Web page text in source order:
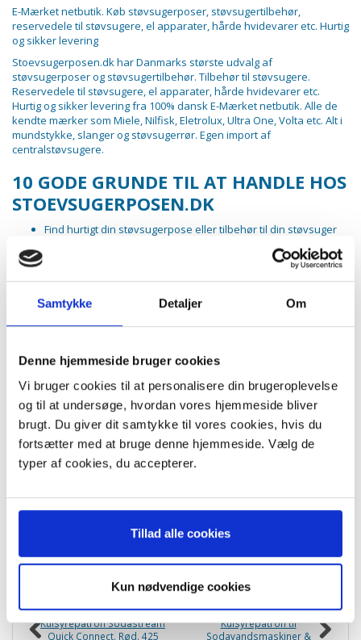
Samtykke Detaljer Om
Denne hjemmeside bruger cookies
Vi bruger cookies til at personalisere din brugeroplevelse
og til at undersøge, hvordan vores hjemmeside bliver
brugt. Du giver dit samtykke til vores cookies, hvis du
fortsætter med at bruge denne hjemmeside. Vælg de
typer af cookies, du accepterer.
Tillad alle cookies
Kun nødvendige cookies
E-Mærket netbutik. Køb støvsugerposer, støvsugertilbehør,
reservedele til støvsugere, el apparater, hårde hvidevarer etc. Hurtig
og sikker levering
Stoevsugerposen.dk har Danmarks største udvalg af
støvsugerposer og støvsugertilbehør. Tilbehør til støvsugere.
Reservedele til støvsugere, el apparater, hårde hvidevarer etc.
Hurtig og sikker levering fra 100% dansk E-Mærket netbutik. Alle de
kendte mærker som Miele, Nilfisk, Eletrolux, Ultra One, Volta etc. Alt i
mundstykke, slanger og støvsugerrør. Egen import af
centralstøvsugere.
10 GODE GRUNDE TIL AT HANDLE HOS
STOEVSUGERPOSEN.DK
Find hurtigt din støvsugerpose eller tilbehør til din støvsuger
Spar tid - vi leverer til døren med GLS eller PostDanmark
Vi opkræver ikke gebyr for brug af betalingskort
Onlinesupport 10-16 i hverdage. Mail besvares inden 2 timer
Stoevsugerposen.dk er E-Mærket netbutik.
Tilbud Topsælgere Nyheder
Kulsyrepatron Sodastream
Quick Connect. Rød. 425
Kulsyrepatron til
Sodavandsmaskiner &